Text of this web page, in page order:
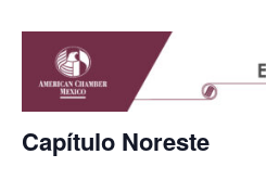
Capítulo Noreste